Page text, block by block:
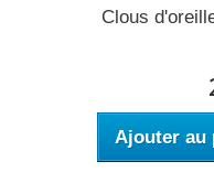
Clous
Ajouter au